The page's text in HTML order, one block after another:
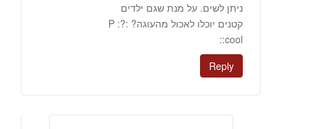
ניתן לשים. על מנת שגם ילדים
קטנים יוכלו לאכול מהעוגה? :P :?
:cool:
Reply